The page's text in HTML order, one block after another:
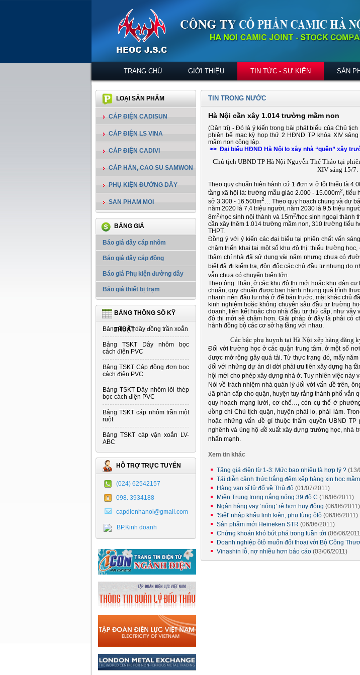
TRANG CHỦ GIỚI THIỆU TIN TỨC - SỰ KIỆN SẢN
LOẠI SẢN PHẨM
CÁP ĐIỆN CADISUN
CÁP ĐIỆN LS VINA
CÁP ĐIỆN CADIVI
CÁP HÀN, CAO SU SAMWON
PHỤ KIỆN ĐƯỜNG DÂY
SAN PHAM MOI
BẢNG GIÁ
Báo giá dây cáp nhôm
Báo giá dây cáp đồng
Báo giá Phụ kiện đường dây
Báo giá thiết bị trạm
BẢNG THÔNG SỐ KỸ
THUẬT
Bảng TSKT dây đồng trần xoắn
Bảng TSKT Dây nhôm bọc
cách điện PVC
Bảng TSKT Cáp đồng đơn bọc
cách điện PVC
Bảng TSKT Dây nhôm lõi thép
bọc cách điện PVC
Bảng TSKT cáp nhôm trần một
ruột
Bảng TSKT cáp vặn xoắn LV-
ABC
HỖ TRỢ TRỰC TUYẾN
(024) 62542157
098. 3934188
capdienhanoi@gmail.com
BP.Kinh doanh
TIN TRONG NƯỚC
Hà Nội cần xây 1.014 trường mầm non
(Dân trí) - Đó là ý kiến trong bài phát biểu của Chủ
phiên bế mạc kỳ họp thứ 2 HĐND TP khóa XIV
mầm non công lập.
>> Đại biểu HĐND Hà Nội lo xây nhà “quên” xây
Chủ tịch UBND TP Hà Nội Nguyễn Thế Thảo tại
XIV sáng 15/7.
Theo quy chuẩn hiện hành cứ 1 đơn vị ở tối thiểu là
tầng xã hội là: trường mẫu giáo 2.000 - 15.000m2, tiểu
sở 3.300 - 16.500m2… Theo quy hoạch chung và dự
năm 2020 là 7,4 triệu người, năm 2030 là 9,5 triệu
8m2/học sinh nội thành và 15m2/học sinh ngoại thành
cần xây thêm 1.014 trường mầm non, 310 trường tiểu
THPT.
Đồng ý với ý kiến các đại biểu tại phiên chất vấn
chậm triển khai tại một số khu đô thị: thiếu trường
thậm chí nhà đã sử dụng vài năm nhưng chưa có
biết đã đi kiểm tra, đôn đốc các chủ đầu tư nhưng do
vẫn chưa có chuyển biến lớn.
Theo ông Thảo, ở các khu đô thị mới hoặc khu dân
chuẩn, quy chuẩn được ban hành nhưng quá trình
nhanh nên đầu tư nhà ở để bán trước, mặt khác chủ
kinh nghiệm hoặc không chuyên sâu đầu tư trường
doanh, liên kết hoặc cho nhà đầu tư thứ cấp, như vậy
đô thị mới sẽ chậm hơn. Giải pháp ở đây là phải có
hành đồng bộ các cơ sở hạ tầng với nhau.
Các bậc phụ huynh tại Hà Nội xếp hàng đăng
Đối với trường học ở các quận trung tâm, ở một số
được mở rộng gây quá tải. Từ thực trạng đó, mấy
đối với những dự án di dời phải ưu tiên xây dựng hạ
hội mới cho phép xây dựng nhà ở. Tuy nhiên việc này
Nói về trách nhiệm nhà quản lý đối với vấn đề trên,
đã phân cấp cho quận, huyện tuy rằng thành phố vẫn
quy hoạch mạng lưới, cơ chế…, còn cụ thể ở
đồng chí Chủ tịch quận, huyện phải lo, phải làm.
hoặc những vấn đề gì thuộc thẩm quyền UBND
nghênh và ủng hộ đề xuất xây dựng trường học, nhà
nhấn mạnh.
Xem tin khác
Tăng giá điện từ 1-3: Mức bao nhiêu là hợp lý ? (13/
Tái diễn cảnh thức trắng đêm xếp hàng xin học
Hàng vạn sĩ tử đổ về Thủ đô (01/07/2011)
Miền Trung trong nắng nóng 39 độ C (16/06/2011)
Ngân hàng vay ‘nóng’ rẻ hơn huy động (06/06/2011)
'Siết' nhập khẩu linh kiện, phụ tùng ôtô (06/06/2011)
Sản phẩm mới Heineken STR (06/06/2011)
Chứng khoán khó bứt phá trong tuần tới (06/06/
Doanh nghiệp ôtô muốn đối thoại với Bộ Công
Vinashin lỗ, nợ nhiều hơn báo cáo (03/06/2011)